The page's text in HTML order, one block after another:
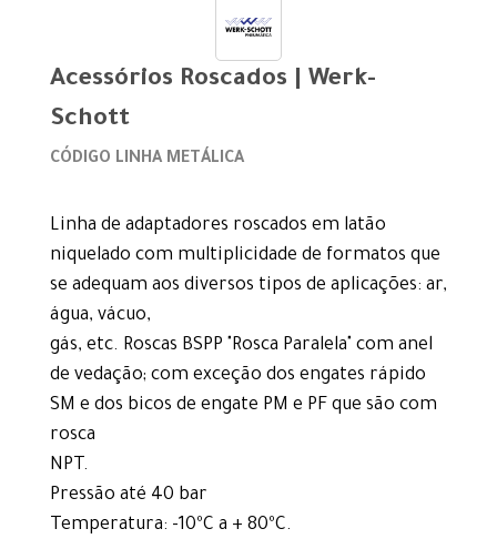
Acessórios Roscados | Werk-
Schott
CÓDIGO LINHA METÁLICA
Linha de adaptadores roscados em latão
niquelado com multiplicidade de formatos que
se adequam aos diversos tipos de aplicações: ar,
água, vácuo,
gás, etc. Roscas BSPP "Rosca Paralela" com anel
de vedação; com exceção dos engates rápido
SM e dos bicos de engate PM e PF que são com
rosca
NPT.
Pressão até 40 bar
Temperatura: -10ºC a + 80ºC.